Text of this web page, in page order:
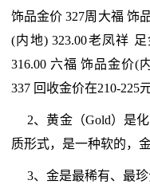
饰品金价 327周大福 饰
(内地) 323.00老凤祥
316.00 六福 饰品金价(
337 回收金价在210-225
2、黄金（Gold）是
质形式，是一种软的，
3、金是最稀有、最